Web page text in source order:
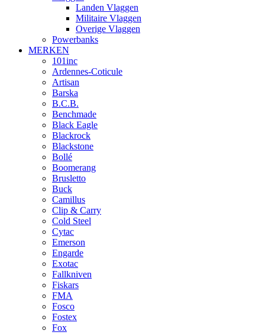
Landen Vlaggen
Militaire Vlaggen
Overige Vlaggen
Powerbanks
MERKEN
101inc
Ardennes-Coticule
Artisan
Barska
B.C.B.
Benchmade
Black Eagle
Blackrock
Blackstone
Bollé
Boomerang
Brusletto
Buck
Camillus
Clip & Carry
Cold Steel
Cytac
Emerson
Engarde
Exotac
Fallkniven
Fiskars
FMA
Fosco
Fostex
Fox